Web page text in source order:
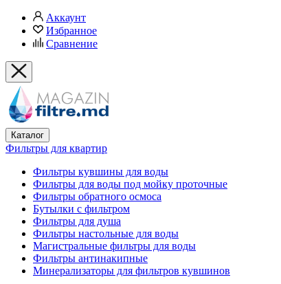
Аккаунт
Избранное
Сравнение
Каталог
Фильтры для квартир
Фильтры кувшины для воды
Фильтры для воды под мойку проточные
Фильтры обратного осмоса
Бутылки с фильтром
Фильтры для душа
Фильтры настольные для воды
Магистральные фильтры для воды
Фильтры антинакипные
Минерализаторы для фильтров кувшинов